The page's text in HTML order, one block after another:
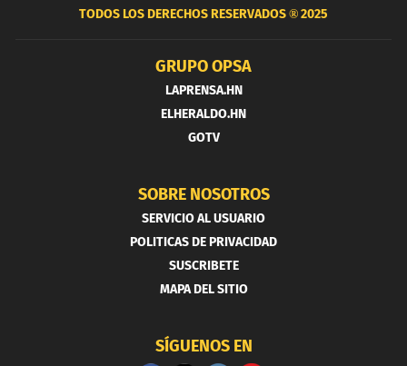
TODOS LOS DERECHOS RESERVADOS ®2025
GRUPO OPSA
LAPRENSA.HN
ELHERALDO.HN
GOTV
SOBRE NOSOTROS
SERVICIO AL USUARIO
POLITICAS DE PRIVACIDAD
SUSCRIBETE
MAPA DEL SITIO
SÍGUENOS EN